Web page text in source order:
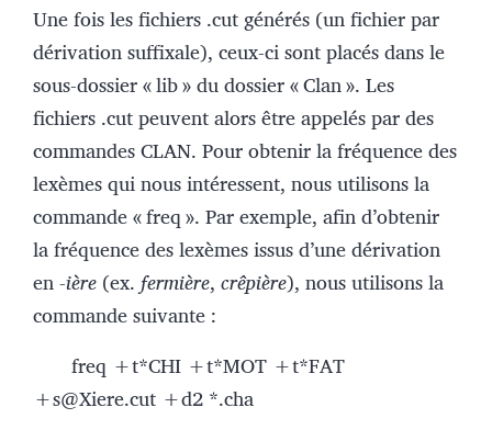
Une fois les fichiers .cut générés (un fichier par
dérivation suffixale), ceux-ci sont placés dans le
sous-dossier « lib » du dossier « Clan ». Les
fichiers .cut peuvent alors être appelés par des
commandes CLAN. Pour obtenir la fréquence des
lexèmes qui nous intéressent, nous utilisons la
commande « freq ». Par exemple, afin d’obtenir
la fréquence des lexèmes issus d’une dérivation
en-ière (ex. fermière, crêpière), nous utilisons la
commande suivante :
freq +t*CHI +t*MOT +t*FAT
+s@Xiere.cut +d2 *.cha